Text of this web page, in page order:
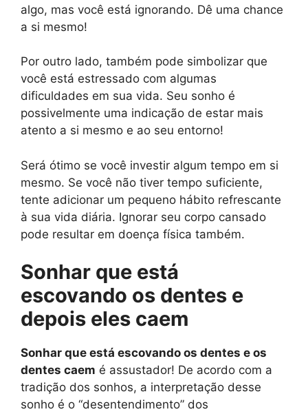
algo, mas você está ignorando. Dê uma chance
a si mesmo!
Por outro lado, também pode simbolizar que
você está estressado com algumas
dificuldades em sua vida. Seu sonho é
possivelmente uma indicação de estar mais
atento a si mesmo e ao seu entorno!
Será ótimo se você investir algum tempo em si
mesmo. Se você não tiver tempo suficiente,
tente adicionar um pequeno hábito refrescante
à sua vida diária. Ignorar seu corpo cansado
pode resultar em doença física também.
Sonhar que está
escovando os dentes e
depois eles caem
Sonhar que está escovando os dentes e os
dentes caem é assustador! De acordo com a
tradição dos sonhos, a interpretação desse
sonho é o “desentendimento” dos